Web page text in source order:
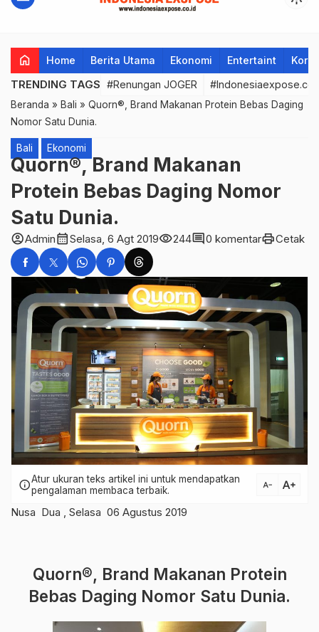
home Home Berita Utama Ekonomi Entertaint
TRENDING TAGS #Renungan JOGER
Beranda » Bali » Quorn®, Brand Makanan Protein Bebas Daging
Nomor Satu Dunia.
Bali Ekonomi
Quorn®, Brand Makanan
Protein Bebas Daging Nomor
Satu Dunia.
account_circleAdmincalendar_monthSelasa, 6 Agt 2019visibility244comment0 komentarprintCetak
infoAtur ukuran teks artikel ini untuk mendapatkan
pengalaman membaca terbaik.
text_decrease text_increase
Nusa Dua , Selasa 06 Agustus 2019
Quorn®, Brand Makanan Protein
Bebas Daging Nomor Satu Dunia.